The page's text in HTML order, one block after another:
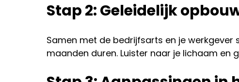
Stap 2: Geleidelijk
Samen met de bedrijfsarts en je
maanden duren. Luister naar je lichaam en